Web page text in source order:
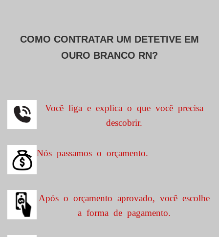
COMO CONTRATAR UM DETETIVE EM
OURO BRANCO RN?
Você liga e explica o que você precisa
descobrir.
Nós passamos o orçamento.
Após o orçamento aprovado, você escolhe
a forma de pagamento.